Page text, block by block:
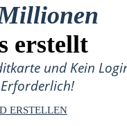
erstellt
und Kein
ERSTELLEN